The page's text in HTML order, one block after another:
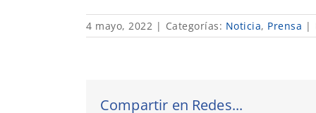
4 mayo, 2022 | Categorías: Noticia, Prensa |
Compartir en Redes...